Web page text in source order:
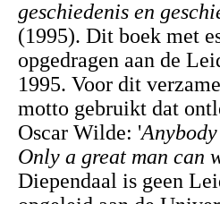
geschiedenis en
(1995). Dit boek met
opgedragen aan de
1995. Voor dit
motto gebruikt dat
Oscar Wilde: '
Only a great man can
Diependaal is geen